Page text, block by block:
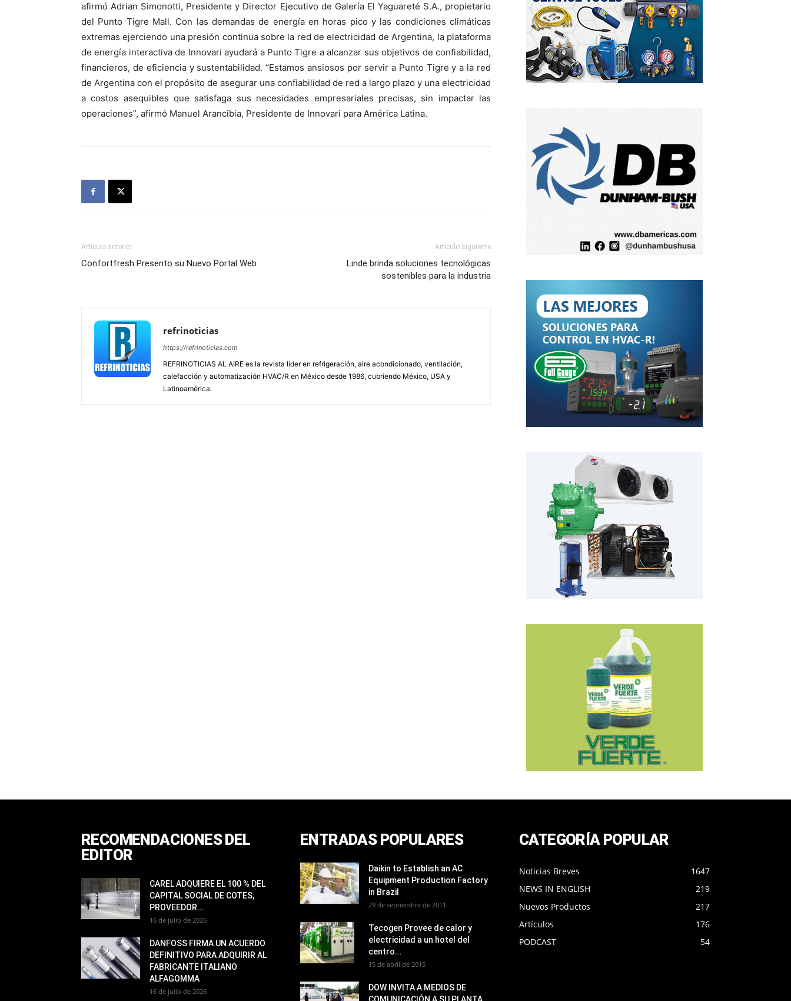
afirmó Adrian Simonotti, Presidente y Director Ejecutivo de Galería El Yaguareté S.A., propietario
del Punto Tigre Mall. Con las demandas de energía en horas pico y las condiciones climáticas
extremas ejerciendo una presión continua sobre la red de electricidad de Argentina, la plataforma
de energía interactiva de Innovari ayudará a Punto Tigre a alcanzar sus objetivos de confiabilidad,
financieros, de eficiencia y sustentabilidad. “Estamos ansiosos por servir a Punto Tigre y a la red
de Argentina con el propósito de asegurar una confiabilidad de red a largo plazo y una electricidad
a costos asequibles que satisfaga sus necesidades empresariales precisas, sin impactar las
operaciones”, afirmó Manuel Arancibia, Presidente de Innovari para América Latina.
Artículo anterior
Confortfresh Presento su Nuevo Portal Web
Artículo siguiente
Linde brinda soluciones tecnológicas
sostenibles para la industria
refrinoticias
https://refrinoticias.com
REFRINOTICIAS AL AIRE es la revista líder en refrigeración, aire acondicionado, ventilación,
calefacción y automatización HVAC/R en México desde 1986, cubriendo México, USA y
Latinoamérica.
RECOMENDACIONES DEL
EDITOR
CAREL ADQUIERE EL 100 % DEL
CAPITAL SOCIAL DE COTES,
PROVEEDOR...
16 de julio de 2026
DANFOSS FIRMA UN ACUERDO
DEFINITIVO PARA ADQUIRIR AL
FABRICANTE ITALIANO
ALFAGOMMA
16 de julio de 2026
ENTRADAS POPULARES
Daikin to Establish an AC
Equipment Production Factory
in Brazil
29 de septiembre de 2011
Tecogen Provee de calor y
electricidad a un hotel del
centro...
15 de abril de 2015
DOW INVITA A MEDIOS DE
CATEGORÍA POPULAR
Noticias Breves
1647
NEWS IN ENGLISH
219
Nuevos Productos
217
Artículos
176
PODCAST
54